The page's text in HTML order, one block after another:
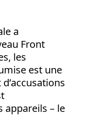
a
Front
les
est une
appareils – le